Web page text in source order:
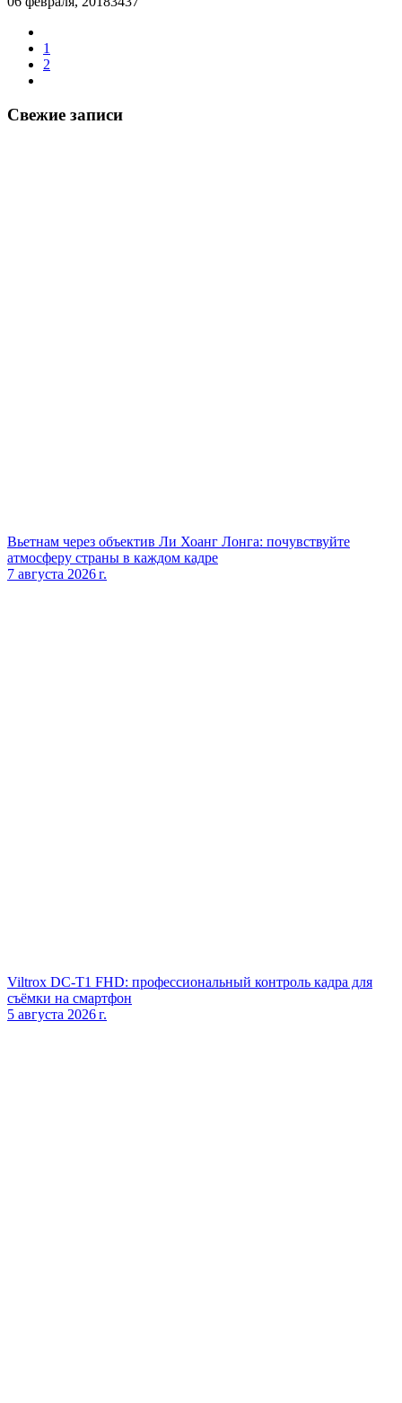
1
2
Свежие записи
Вьетнам через объектив Ли Хоанг Лонга: почувствуйте
атмосферу страны в каждом кадре
7 августа 2026 г.
Viltrox DC‑T1 FHD: профессиональный контроль кадра для
съёмки на смартфон
5 августа 2026 г.